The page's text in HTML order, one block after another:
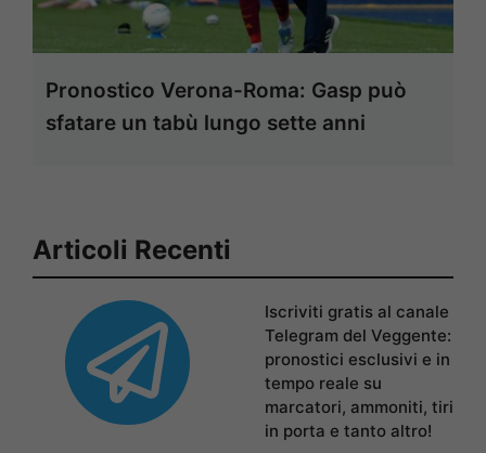
Pronostico Verona-Roma: Gasp può
sfatare un tabù lungo sette anni
Articoli Recenti
Iscriviti gratis al canale
Telegram del Veggente:
pronostici esclusivi e in
tempo reale su
marcatori, ammoniti, tiri
in porta e tanto altro!